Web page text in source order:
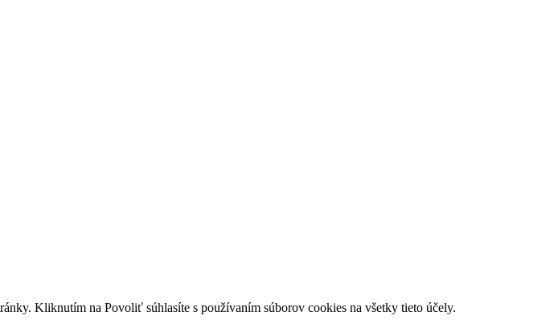
Kliknutím na Povoliť súhlasíte s používaním súborov cookies na všetky tieto účely.